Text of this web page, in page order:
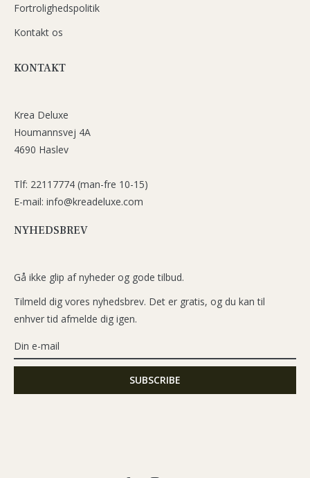
Fortrolighedspolitik
Kontakt os
KONTAKT
Krea Deluxe
Houmannsvej 4A
4690 Haslev
Tlf: 22117774 (man-fre 10-15)
E-mail: info@kreadeluxe.com
NYHEDSBREV
Gå ikke glip af nyheder og gode tilbud.
Tilmeld dig vores nyhedsbrev. Det er gratis, og du kan til
enhver tid afmelde dig igen.